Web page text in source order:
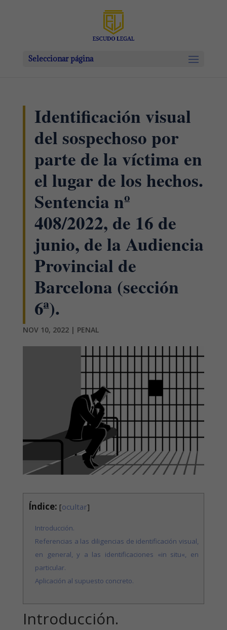
Seleccionar página
Identificación visual
del sospechoso por
parte de la víctima en
el lugar de los hechos.
Sentencia nº
408/2022, de 16 de
junio, de la Audiencia
Provincial de
Barcelona (sección
6ª).
NOV 10, 2022| PENAL
Índice: [ocultar]
Introducción.
Referencias a las diligencias de identificación visual,
en general, y a las identificaciones «in situ«, en
particular.
Aplicación al supuesto concreto.
Introducción.